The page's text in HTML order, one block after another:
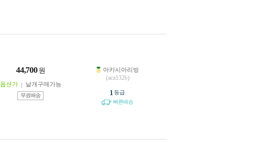
44,700 원
옵션가 낱개구매가능
무료배송
아카시아리빙
(aca132b)
1 등급
빠른배송